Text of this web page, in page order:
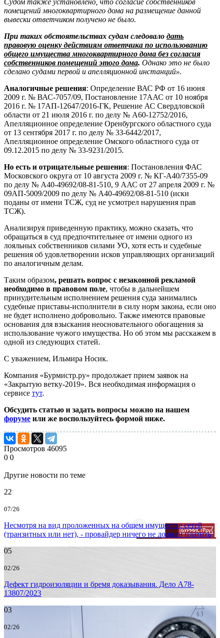
помещений многоквартирного дома на размещение данной
вывески ответчиком получено не было.
При таких обстоятельствах судам следовало дать
правовую оценку действиям ответчика по использованию
общего имущества многоквартирного дома без согласия
собственников помещений этого дома. Однако это не было
сделано судами первой и апелляционной инстанций».
Аналогичные решения: Определение ВАС РФ от 16 июня
2009 г. № ВАС-7057/09, Постановление 17ААС от 10 ноября
2016 г. № 17АП-12647/2016-ГК, Решение АС Свердловской
области от 21 июля 2016 г. по делу № А60-12752/2016,
Апелляционное определение Оренбургского областного суда
от 13 сентября 2017 г. по делу № 33-6442/2017,
Апелляционное определение Омского областного суда от
09.12.2015 по делу № 33-9231/2015.
Но есть и отрицательные решения: Постановления ФАС
Московского округа от 10 августа 2009 г. № КГ-А40/7355-09
по делу № А40-49692/08-81-510, 9 ААС от 27 апреля 2009 г. №
09АП-5009/2009 по делу № А40-49692/08-81-510 (иски
поданы от имени ТСЖ, суд не усмотрел нарушения прав
ТСЖ).
Анализируя приведенную практику, можно сказать, что
обращаться в суд предпочтительнее от имени одного из
лояльных собственников силами УО, хотя есть и судебные
решения об удовлетворении исков управляющих организаций
по аналогичным делам.
Таким образом, решать вопрос с незаконной рекламой
необходимо в правовом поле, чтобы в дальнейшем
принудительным исполнением решения суда занимались
судебные приставы-исполнители в силу норм закона, если оно
не будет исполнено добровольно. Также имеются правовые
основания для взыскания неосновательного обогащения за
использование чужого имущества. Но об этом мы расскажем в
одной из следующих статей.
С уважением, Ильмира Носик.
Компания «Бурмистр.ру» продолжает прием заявок на
«Закрытую ветку-2019». Вся необходимая информация о
сервисе тут.
Обсудить статью и задать вопросы можно на нашем
форуме или же воспользуйтесь формой ниже.
Просмотров 46095
0 0
Другие новости по теме
22
07/26
Несмотря на вид проложенных на общем имуществе сетей
(транзитных или нет), - провайдер ничего не должен платить
05
02/26
Дефект гидроизоляции и бремя доказывания. Дело А78-
13807/2023
03
02/26